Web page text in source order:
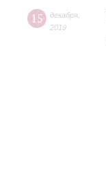
15 декабря
2019